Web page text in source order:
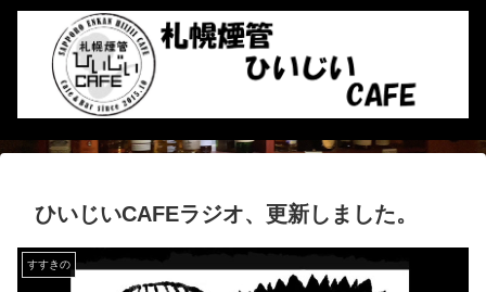
ひいじいCAFEラジオ、更新しました。
すすきの